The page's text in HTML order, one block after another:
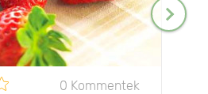
0 Kommentek